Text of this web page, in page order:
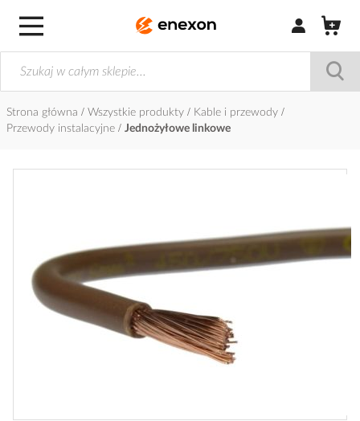
Zaloguj się /
Strona główna Wszystkie produkty
Kable i przewody
Przewody instalacyjne
Jednożyłowe linkowe